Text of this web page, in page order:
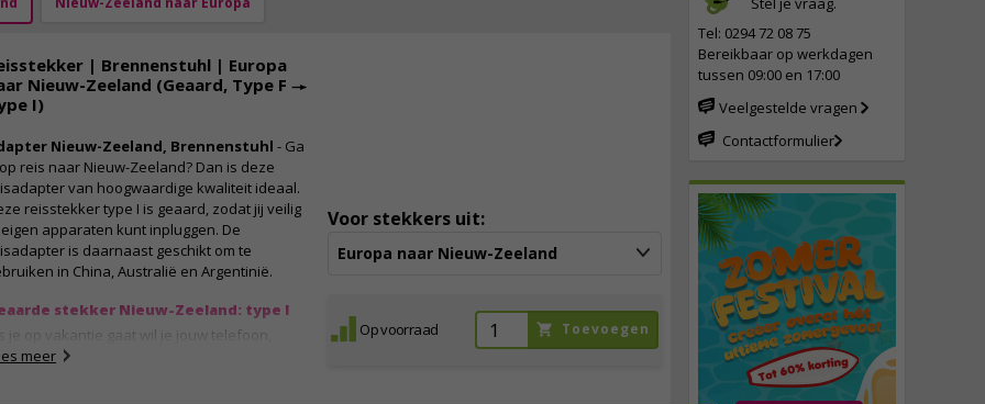
Tel: 0294 72 08 75
Bereikbaar op werkdagen
tussen 09:00 en 17:00
Veelgestelde vragen
Contactformulier
| Brennenstuhl | Europa
Nieuw-Zeeland (Geaard, Type F →
I)
Nieuw-Zeeland, Brennenstuhl - Ga
reis naar Nieuw-Zeeland? Dan is deze
van hoogwaardige kwaliteit ideaal.
reisstekker type I is geaard, zodat jij veilig
apparaten kunt inpluggen. De
is daarnaast geschikt om te
in China, Australië en Argentinië.
stekker Nieuw-Zeeland: type I
je op vakantie gaat wil je jouw telefoon,
tablet of andere apparaten altijd
meer
Voor stekkers uit:
Europa naar Nieuw-Zeeland
Op voorraad Toevoegen